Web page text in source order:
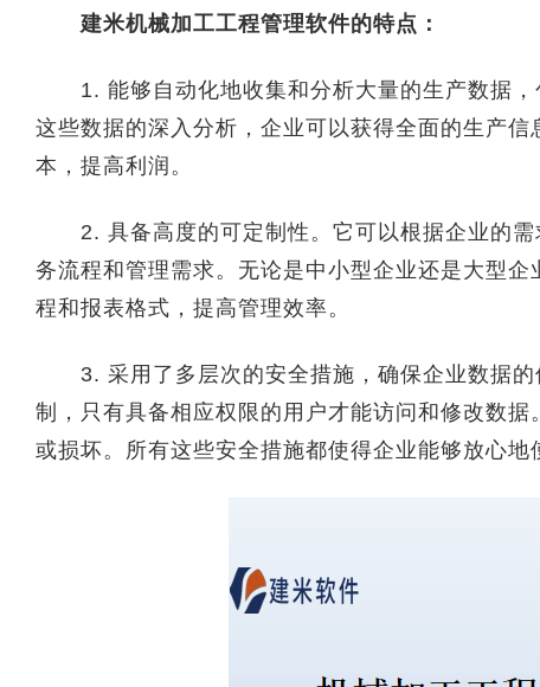
建米机械加工工程管理软件的特点：
1. 能够自动化地收集和分析大量的生产数据，
这些数据的深入分析，企业可以获得全面的生产
本，提高利润。
2. 具备高度的可定制性。它可以根据企业的需
务流程和管理需求。无论是中小型企业还是大型
程和报表格式，提高管理效率。
3. 采用了多层次的安全措施，确保企业数据的
制，只有具备相应权限的用户才能访问和修改数
或损坏。所有这些安全措施都使得企业能够放心地